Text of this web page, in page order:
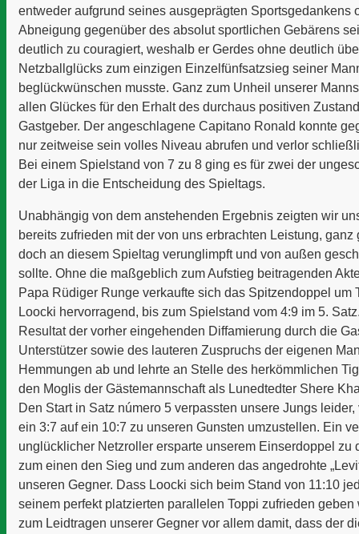
entweder aufgrund seines ausgeprägten Sportsgedankens
Abneigung gegenüber des absolut sportlichen Gebärens
deutlich zu couragiert, weshalb er Gerdes ohne deutlich
Netzballglücks zum einzigen Einzelfünfsatzsieg seiner
beglückwünschen musste. Ganz zum Unheil unserer
allen Glückes für den Erhalt des durchaus positiven
Gastgeber. Der angeschlagene Capitano Ronald konnte
nur zeitweise sein volles Niveau abrufen und verlor
Bei einem Spielstand von 7 zu 8 ging es für zwei der
der Liga in die Entscheidung des Spieltags.
Unabhängig von dem anstehenden Ergebnis zeigten wir
bereits zufrieden mit der von uns erbrachten Leistung,
doch an diesem Spieltag verunglimpft und von außen
sollte. Ohne die maßgeblich zum Aufstieg beitragenden
Papa Rüdiger Runge verkaufte sich das Spitzendoppel um
Loocki hervorragend, bis zum Spielstand vom 4:9 im 5.
Resultat der vorher eingehenden Diffamierung durch die
Unterstützer sowie des lauteren Zuspruchs der eigenen
Hemmungen ab und lehrte an Stelle des herkömmlichen
den Moglis der Gästemannschaft als Lunedtedter Shere
Den Start in Satz número 5 verpassten unsere Jungs
ein 3:7 auf ein 10:7 zu unseren Gunsten umzustellen. Ein
unglücklicher Netzroller ersparte unserem Einserdoppel zu
zum einen den Sieg und zum anderen das angedrohte
unseren Gegner. Dass Loocki sich beim Stand von 11:10
seinem perfekt platzierten parallelen Toppi zufrieden geben
zum Leidtragen unserer Gegner vor allem damit, dass der